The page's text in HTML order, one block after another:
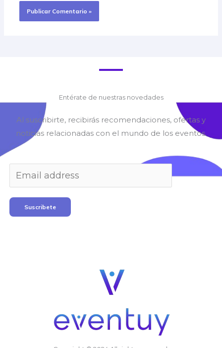
Entérate de nuestras novedades
Al suscribirte, recibirás recomendaciones, ofertas y
noticias relacionadas con el mundo de los eventos.
Suscribete